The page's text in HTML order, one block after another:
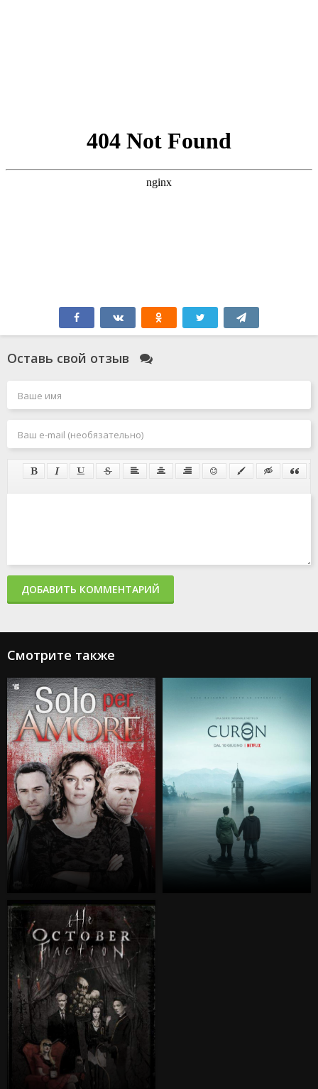
Оставь свой отзыв
ДОБАВИТЬ КОММЕНТАРИЙ
Смотрите также